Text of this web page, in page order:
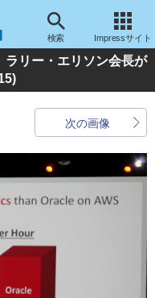
検索 Impressサイト
リー・エリソン会長が
次の画像